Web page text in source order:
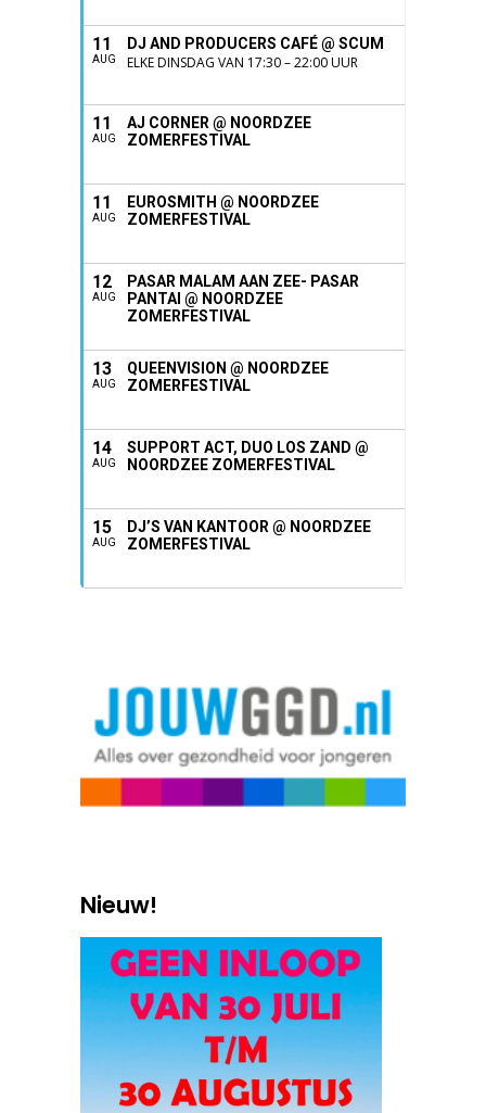
11
AUG
DJ AND PRODUCERS CAFÉ @ SCUM
ELKE DINSDAG VAN 17:30 – 22:00 UUR
11
AUG
AJ CORNER @ NOORDZEE
ZOMERFESTIVAL
11
AUG
EUROSMITH @ NOORDZEE
ZOMERFESTIVAL
12
AUG
PASAR MALAM AAN ZEE- PASAR
PANTAI @ NOORDZEE
ZOMERFESTIVAL
13
AUG
QUEENVISION @ NOORDZEE
ZOMERFESTIVAL
14
AUG
SUPPORT ACT, DUO LOS ZAND @
NOORDZEE ZOMERFESTIVAL
15
AUG
DJ’S VAN KANTOOR @ NOORDZEE
ZOMERFESTIVAL
Nieuw!